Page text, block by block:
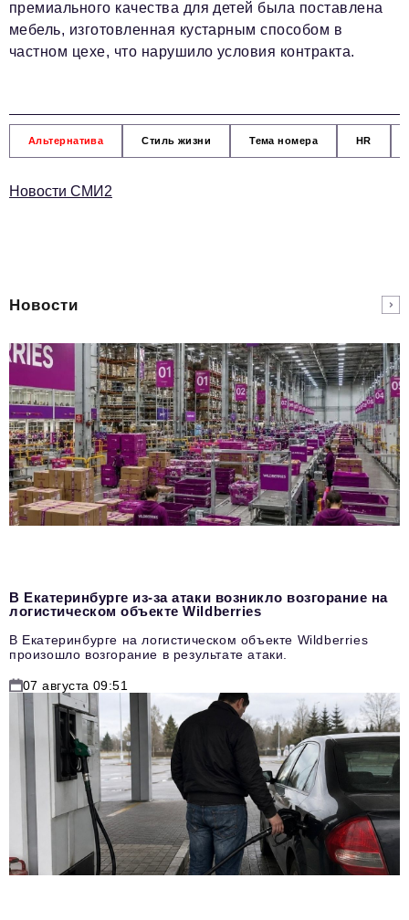
премиального качества для детей была поставлена
мебель, изготовленная кустарным способом в
частном цехе, что нарушило условия контракта.
Альтернатива Стиль жизни Тема номера HR
Новости СМИ2
Новости
В Екатеринбурге из-за атаки возникло возгорание на
логистическом объекте Wildberries
В Екатеринбурге на логистическом объекте Wildberries
произошло возгорание в результате атаки.
07 августа 09:51